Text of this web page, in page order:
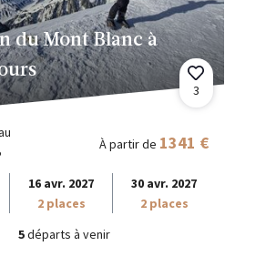
du Mont Blanc à
3
À partir de 1341 €
16 avr. 2027
2 places
30 avr. 2027
2 places
5départs à venir